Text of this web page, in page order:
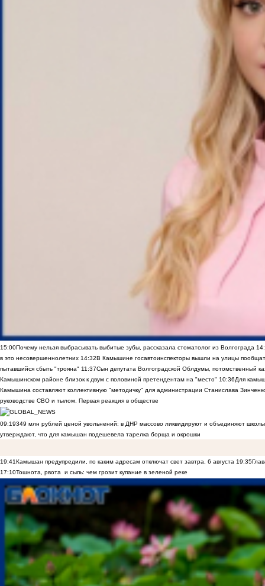
15:00Почему нельзя выбрасывать выбитые зубы, рассказала стоматолог из Волгограда
в это несовершеннолетних 14:32В Камышине госавтоинспекторы вышли на улицы
пытавшийся сбыть "трояна" 11:37Сын депутата Волгоградской Облдумы, потомственный
Камышинском районе близок к двум с половиной претендентам на "место" 10:36Для
Камышина составляют коллективную "методичку" для администрации Станислава
руководстве СВО и тылом. Первая реакция в обществе
09:19349 млн рублей ценой увольнений: в ДНР массово ликвидируют и объединяют
утверждают, что для камышан подешевела тарелка борща и окрошки
19:41Камышан предупредили, по каким адресам отключат свет завтра, 6 августа 19:35
17:10Тошнота, рвота и сыпь: чем грозит купание в зеленой реке